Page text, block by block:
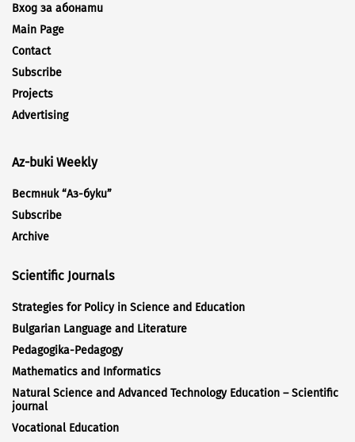
Вход за абонати
Main Page
Contact
Subscribe
Projects
Advertising
Az-buki Weekly
Вестник “Аз-буки”
Subscribe
Archive
Scientific Journals
Strategies for Policy in Science and Education
Bulgarian Language and Literature
Pedagogika-Pedagogy
Mathematics and Informatics
Natural Science and Advanced Technology Education – Scientific
journal
Vocational Education